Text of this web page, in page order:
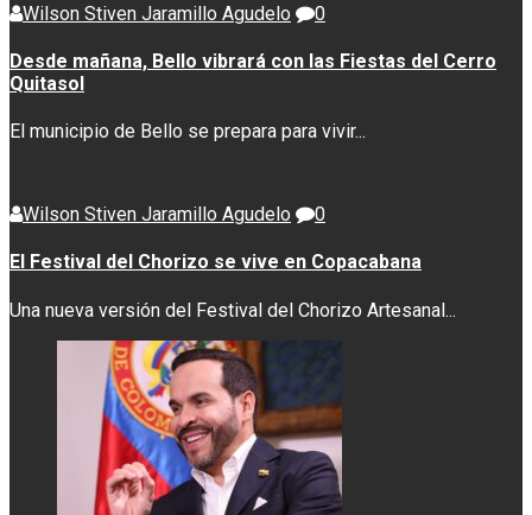
Wilson Stiven Jaramillo Agudelo 0
Desde mañana, Bello vibrará con las Fiestas del Cerro
Quitasol
El municipio de Bello se prepara para vivir...
Wilson Stiven Jaramillo Agudelo 0
El Festival del Chorizo se vive en Copacabana
Una nueva versión del Festival del Chorizo Artesanal...